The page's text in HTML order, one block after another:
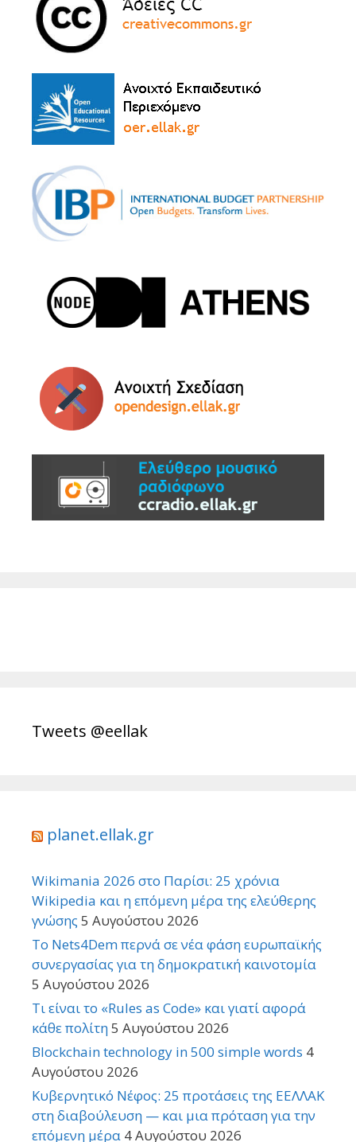
Tweets @eellak
planet.ellak.gr
Wikimania 2026 στο Παρίσι: 25 χρόνια
Wikipedia και η επόμενη μέρα της ελεύθερης
γνώσης 5 Αυγούστου 2026
Το Nets4Dem περνά σε νέα φάση ευρωπαϊκής
συνεργασίας για τη δημοκρατική καινοτομία
5 Αυγούστου 2026
Τι είναι το «Rules as Code» και γιατί αφορά
κάθε πολίτη5 Αυγούστου 2026
Blockchain technology in 500 simple words 4
Αυγούστου 2026
Κυβερνητικό Νέφος: 25 προτάσεις της ΕΕΛΛΑΚ
στη διαβούλευση — και μια πρόταση για την
επόμενη μέρα 4 Αυγούστου 2026